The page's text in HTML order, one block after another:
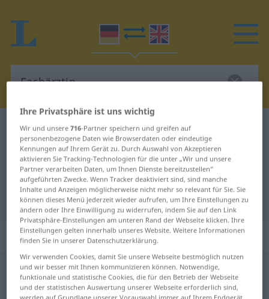
Deutsch-Englisch Wörterbuch Fachärztin
Deutsch-Englisch Übersetzung für
"Fachärztin"
"Fachärztin" Englisch Übersetzung
„Fachärztin“: Femininum
Fachärztinf
Übersicht aller Übersetzungen
Ihre Privatsphäre ist uns wichtig
Wir und unsere716-Partner speichern und greifen auf
personenbezogene Daten wie Browserdaten oder eindeutige
Kennungen auf Ihrem Gerät zu. Durch Auswahl von Akzeptieren
aktivieren Sie Tracking-Technologien für die unter „Wir und unsere
Partner verarbeiten Daten, um Ihnen Dienste bereitzustellen“
aufgeführten Zwecke. Wenn Tracker deaktiviert sind, sind manche
Inhalte und Anzeigen möglicherweise nicht mehr so relevant für Sie. Sie
können dieses Menü jederzeit wieder aufrufen, um Ihre Einstellungen zu
ändern oder Ihre Einwilligung zu widerrufen, indem Sie auf den Link
Privatsphäre-Einstellungen am unteren Rand der Webseite klicken. Ihre
Einstellungen gelten innerhalb unseres Website. Weitere Informationen
finden Sie in unserer Datenschutzerklärung.
Wir verwenden Cookies, damit Sie unsere Webseite bestmöglich nutzen
und wir besser mit Ihnen kommunizieren können. Notwendige,
funktionale und statistische Cookies, die für den Betrieb der Webseite
und der statistischen Auswertung unserer Webseite erforderlich sind,
werden auf Grundlage unserer Vorauswahl immer auf Ihrem Endgerät